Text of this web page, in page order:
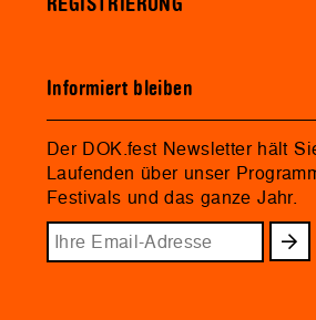
Informiert bleiben
Der DOK.fest Newsletter hält
Laufenden über unser
Festivals und das ganze Jahr.